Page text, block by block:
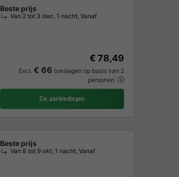
Beste prijs
Van 2 tot 3 dec, 1 nacht, Vanaf
€ 78,49
Excl. € 66 toeslagen op basis van 2
personen
Zie aanbiedingen
Beste prijs
Van 8 tot 9 okt, 1 nacht, Vanaf